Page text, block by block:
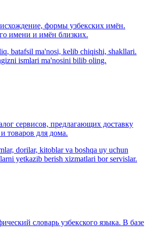
формы узбекских имён.
имени и имён близких.
batafsil ma'nosi, kelib chiqishi, shakllari.
ismlari ma'nosini bilib oling.
сервисов, предлагающих доставку
товаров для дома.
dorilar, kitoblar va boshqa uy uchun
yetkazib berish xizmatlari bor servislar.
словарь узбекского языка. В базе